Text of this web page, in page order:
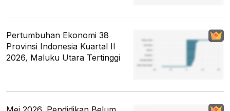
Pertumbuhan Ekonomi 38
Provinsi Indonesia Kuartal II
2026, Maluku Utara Tertinggi